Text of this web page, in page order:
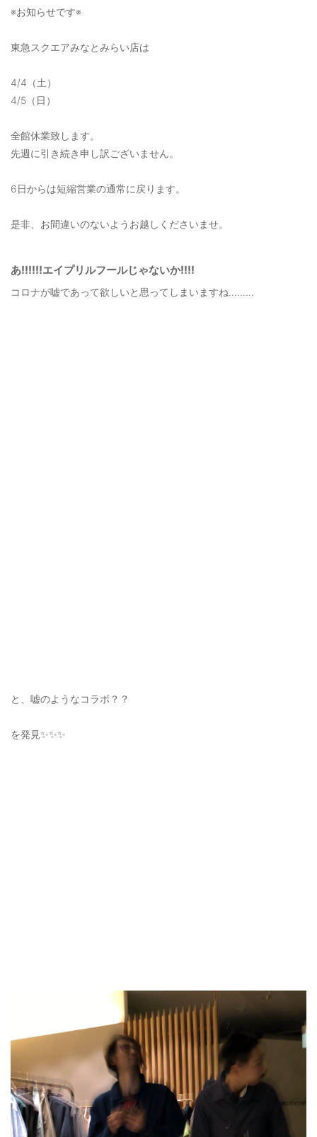
※お知らせです※
東急スクエアみなとみらい店は
4/4（土）
4/5（日）
全館休業致します。
先週に引き続き申し訳ございません。
6日からは短縮営業の通常に戻ります。
是非、お間違いのないようお越しくださいませ。
あ‼️‼️‼️エイプリルフールじゃないか‼️‼️
コロナが嘘であって欲しいと思ってしまいますね………
と、嘘のようなコラボ？？
を発見✨✨✨